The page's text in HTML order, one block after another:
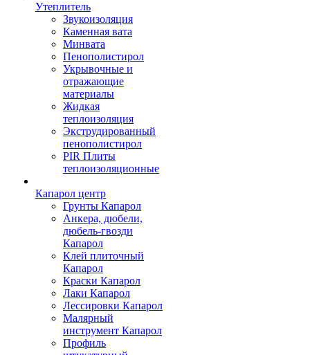
Утеплитель
Звукоизоляция
Каменная вата
Минвата
Пенополистирол
Укрывочные и
отражающие
материалы
Жидкая
теплоизоляция
Экструдированный
пенополистирол
PIR Плиты
теплоизоляционные
Капарол центр
Грунты Капарол
Анкера, дюбели,
дюбель-гвозди
Капарол
Клей плиточный
Капарол
Краски Капарол
Лаки Капарол
Лессировки Капарол
Малярный
инструмент Капарол
Профиль